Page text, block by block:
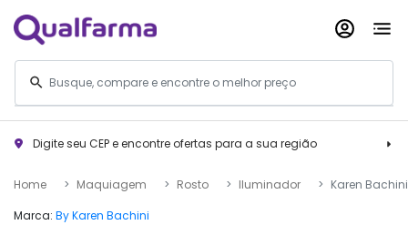
Digite seu CEP e encontre ofertas para a sua região
Home Maquiagem Rosto Iluminador
Karen
Marca: By Karen Bachini